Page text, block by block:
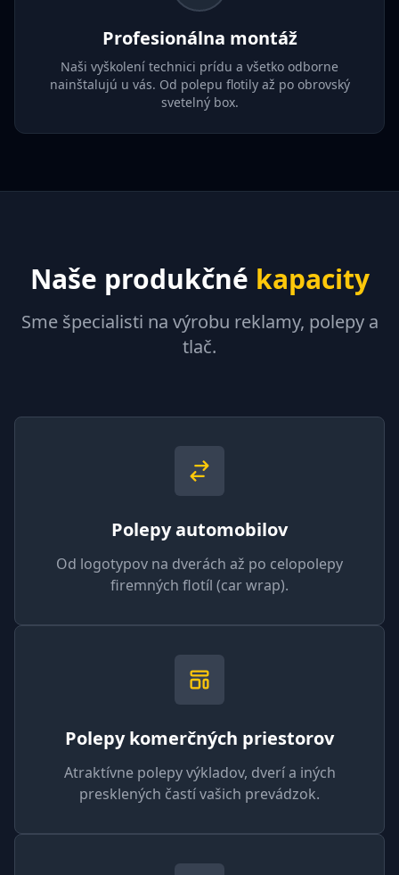
Profesionálna montáž
Naši vyškolení technici prídu a všetko odborne
nainštalujú u vás. Od polepu flotily až po obrovský
svetelný box.
Naše produkčné kapacity
Sme špecialisti na výrobu reklamy, polepy a
tlač.
Polepy automobilov
Od logotypov na dverách až po celopolepy
firemných flotíl (car wrap).
Polepy komerčných priestorov
Atraktívne polepy výkladov, dverí a iných
presklených častí vašich prevádzok.